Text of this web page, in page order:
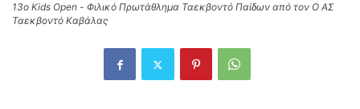
13ο Kids Open - Φιλικό Πρωτάθλημα Ταεκβοντό Παίδων από τον Ο ΑΣ
Ταεκβοντό Καβάλας